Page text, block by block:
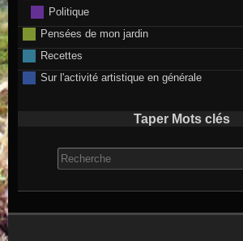
Politique
Pensées de mon jardin
Recettes
Sur l'activité artistique en générale
Taper Mots clés
Search for: